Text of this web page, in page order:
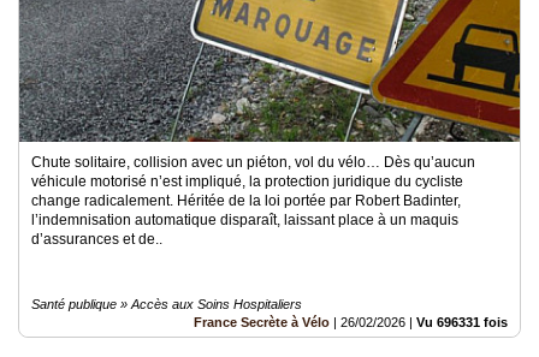
Chute solitaire, collision avec un piéton, vol du vélo… Dès qu’aucun
véhicule motorisé n’est impliqué, la protection juridique du cycliste
change radicalement. Héritée de la loi portée par Robert Badinter,
l’indemnisation automatique disparaît, laissant place à un maquis
d’assurances et de..
Santé publique » Accès aux Soins Hospitaliers
France Secrète à Vélo | 26/02/2026 | Vu 696331 fois